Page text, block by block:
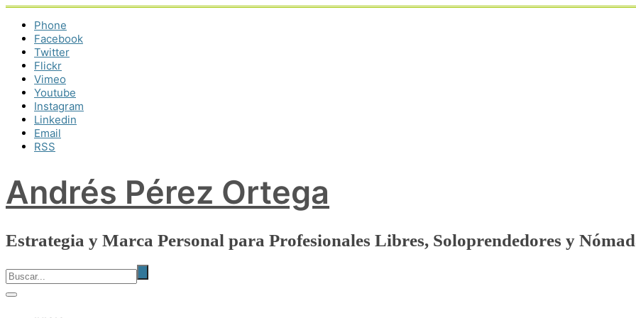
Phone
Facebook
Twitter
Flickr
Vimeo
Youtube
Instagram
Linkedin
Email
RSS
Andrés Pérez Ortega
Estrategia y Marca Personal para Profesionales Libres, Soloprendedores y